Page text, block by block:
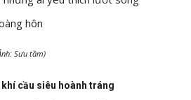
Sưu tầm)
cầu siêu hoành tráng